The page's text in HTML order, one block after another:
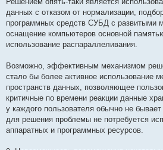
данных с отказом от нормализации,
программных средств СУБД с развитыми
оснащение компьютеров основной
использование распараллеливания.
Возможно, эффективным механизмом
стало бы более активное использование
пространств данных, позволяющее
критичные по времени реакции данные
у каждого пользователя обычно не
для решения проблемы не потребуется
аппаратных и программных ресурсов.